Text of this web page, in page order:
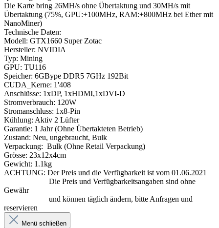
Die Karte bring 26MH/s ohne Übertaktung und 30MH/s mit
Übertaktung (75%, GPU:+100MHz, RAM:+800MHz bei Ether mit
NanoMiner)
Technische Daten:
Modell: GTX1660 Super Zotac
Hersteller: NVIDIA
Typ: Mining
GPU: TU116
Speicher: 6GBype DDR5 7GHz 192Bit
CUDA_Kerne: 1'408
Anschlüsse: 1xDP, 1xHDMI,1xDVI-D
Stromverbrauch: 120W
Stromanschluss: 1x8-Pin
Kühlung: Aktiv 2 Lüfter
Garantie: 1 Jahr (Ohne Übertakteten Betrieb)
Zustand: Neu, ungebraucht, Bulk
Verpackung: Bulk (Ohne Retail Verpackung)
Grösse: 23x12x4cm
Gewicht: 1.1kg
ACHTUNG: Der Preis und die Verfügbarkeit ist vom 01.06.2021
Die Preis und Verfügbarkeitsangaben sind ohne
Gewähr
und können täglich ändern, bitte Anfragen und
reservieren
Menü schließen